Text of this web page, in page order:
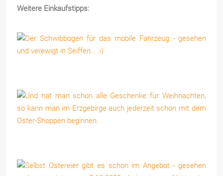
Weitere Einkaufstipps: